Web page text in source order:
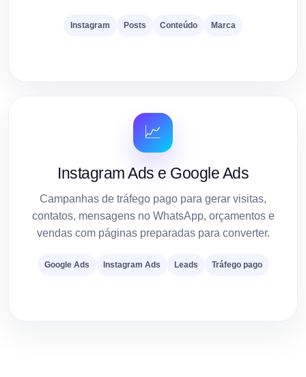
Instagram Posts Conteúdo Marca
📈
Instagram Ads e Google Ads
Campanhas de tráfego pago para gerar visitas,
contatos, mensagens no WhatsApp, orçamentos e
vendas com páginas preparadas para converter.
Google Ads Instagram Ads Leads Tráfego pago